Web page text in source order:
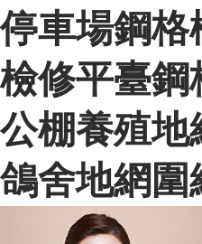
停車場鋼格
檢修平臺鋼
公棚養殖地
鴿舍地網圍